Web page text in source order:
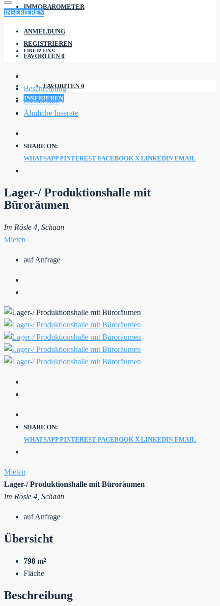
IMMOBAROMETER
ÜBER UNS
FAVORITEN 0
INSERIEREN
INSERIEREN
ANMELDUNG
REGISTRIEREN
FAVORITEN 0
Beschreibung
Preisdetails
Ähnliche Inserate
SHARE ON:
WHATSAPP PINTEREST FACEBOOK X LINKEDIN EMAIL
Lager-/ Produktionshalle mit
Büroräumen
Im Rösle 4, Schaan
Mieten
auf Anfrage
SHARE ON:
WHATSAPP PINTEREST FACEBOOK X LINKEDIN EMAIL
Mieten
Lager-/ Produktionshalle mit Büroräumen
Im Rösle 4, Schaan
auf Anfrage
Übersicht
798 m²
Fläche
Beschreibung